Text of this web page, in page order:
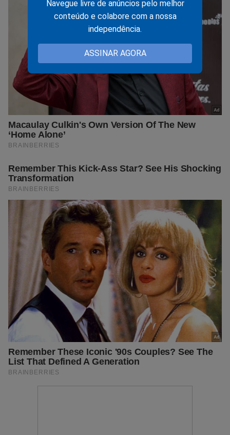
Navegue livre de anúncios pelo melhor
conteúdo e colabore com a nossa
independência.
ASSINAR AGORA